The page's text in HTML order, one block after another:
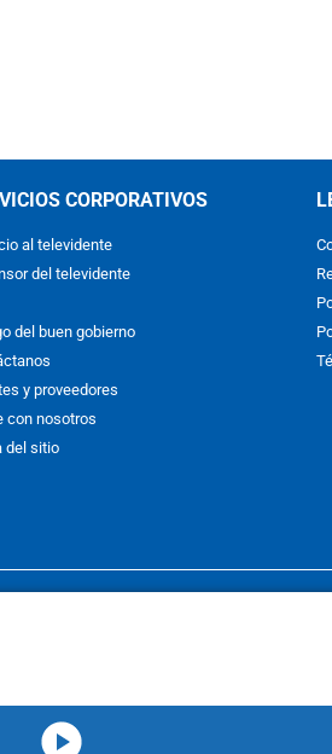
CORPORATIVOS
al televidente
del televidente
del buen gobierno
y proveedores
con nosotros
del sitio
o parcial, así como su traducción a
written permission is prohibited. All